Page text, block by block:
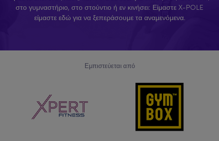
στο γυμναστήριο, στο στούντιο ή εν κινήσει: Είμαστε X-POLE
είμαστε εδώ για να ξεπεράσουμε τα αναμενόμενα.
Εμπιστεύεται από